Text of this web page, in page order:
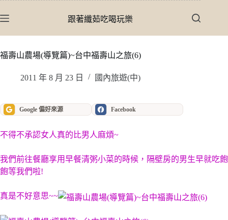
至
內
跟著纖茹吃喝玩樂
福壽山農場(導覽篇)~台中福壽山之旅(6)
2011 年 8 月 23 日 國內旅遊(中)
Google 偏好來源 Facebook
不得不承認女人真的比男人麻煩~
我們前往餐廳享用早餐清粥小菜的時候，隔壁房的男生早就吃飽
飽等我們啦!
真是不好意思~~